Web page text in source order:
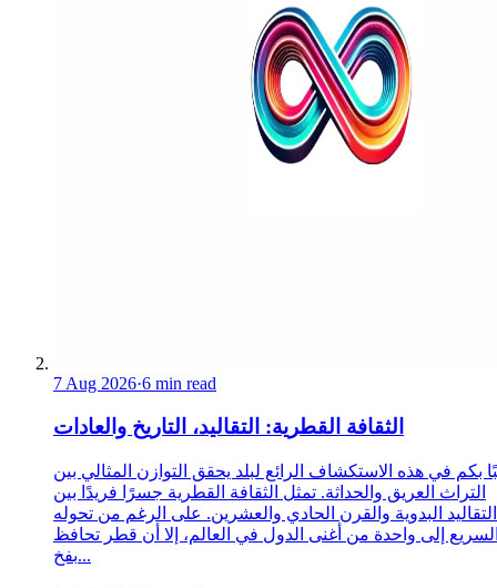
7 Aug 2026·6 min read
الثقافة القطرية: التقاليد، التاريخ والعادات
بكم في هذه الاستكشاف الرائع لبلد يحقق التوازن المثالي بين
التراث العريق والحداثة. تمثل الثقافة القطرية جسرًا فريدًا بين
التقاليد البدوية والقرن الحادي والعشرين. على الرغم من تحوله
إلى واحدة من أغنى الدول في العالم، إلا أن قطر تحافظ
بفخ...